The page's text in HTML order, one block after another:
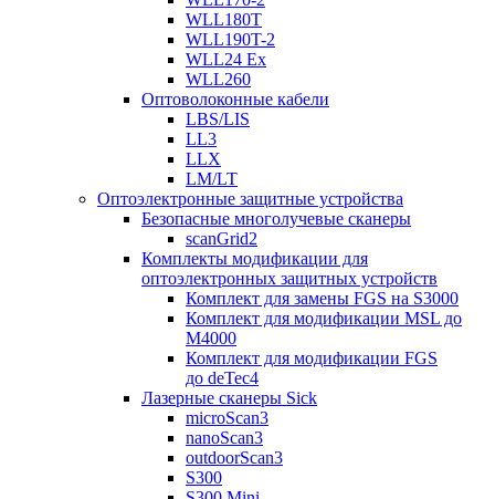
WLL180T
WLL190T-2
WLL24 Ex
WLL260
Оптоволоконные кабели
LBS/LIS
LL3
LLX
LM/LT
Оптоэлектронные защитные устройства
Безопасные многолучевые сканеры
scanGrid2
Комплекты модификации для
оптоэлектронных защитных устройств
Комплект для замены FGS на S3000
Комплект для модификации MSL до
M4000
Комплект для модификации FGS
до deTec4
Лазерные сканеры Sick
microScan3
nanoScan3
outdoorScan3
S300